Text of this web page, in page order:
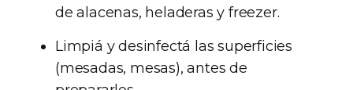
de alacenas, heladeras y freezer.
Limpiá y desinfectá las superficies
(mesadas, mesas), antes de